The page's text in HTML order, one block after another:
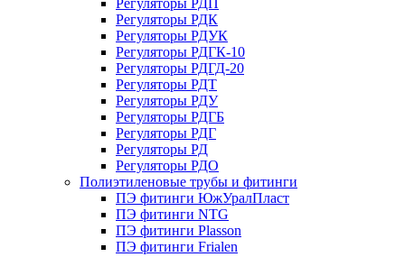
Регуляторы РДП
Регуляторы РДК
Регуляторы РДУК
Регуляторы РДГК-10
Регуляторы РДГД-20
Регуляторы РДТ
Регуляторы РДУ
Регуляторы РДГБ
Регуляторы РДГ
Регуляторы РД
Регуляторы РДО
Полиэтиленовые трубы и фитинги
ПЭ фитинги ЮжУралПласт
ПЭ фитинги NTG
ПЭ фитинги Plasson
ПЭ фитинги Frialen